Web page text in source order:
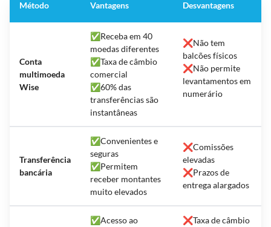
Método Vantagens Desvantagens
Conta
multimoeda
Wise
✅Receba em 40
moedas diferentes
✅Taxa de câmbio
comercial
✅60% das
transferências são
instantâneas
❌Não tem
balcões físicos
❌Não permite
levantamentos em
numerário
Transferência
bancária
✅Convenientes e
seguras
✅Permitem
receber montantes
muito elevados
❌Comissões
elevadas
❌Prazos de
entrega alargados
✅Acesso ao
❌Taxa de câmbio